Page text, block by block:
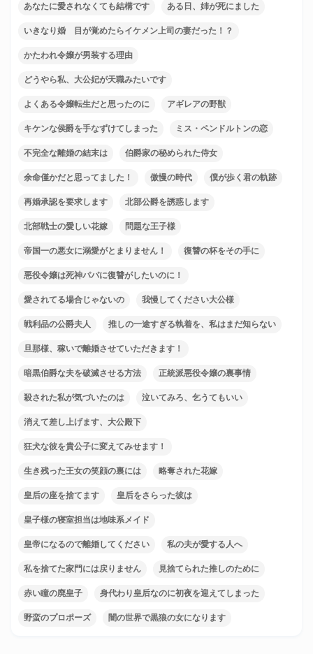
あなたに愛されなくても結構です ある日、姉が死にました
いきなり婚 目が覚めたらイケメン上司の妻だった！？
かたわれ令嬢が男装する理由
どうやら私、大公妃が天職みたいです
よくある令嬢転生だと思ったのに アギレアの野獣
キケンな侯爵を手なずけてしまった ミス・ペンドルトンの恋
不完全な離婚の結末は 伯爵家の秘められた侍女
余命僅かだと思ってました！ 傲慢の時代 僕が歩く君の軌跡
再婚承認を要求します 北部公爵を誘惑します
北部戦士の愛しい花嫁 問題な王子様
帝国一の悪女に溺愛がとまりません！ 復讐の杯をその手に
悪役令嬢は死神パパに復讐がしたいのに！
愛されてる場合じゃないの 我慢してください大公様
戦利品の公爵夫人 推しの一途すぎる執着を、私はまだ知らない
旦那様、稼いで離婚させていただきます！
暗黒伯爵な夫を破滅させる方法 正統派悪役令嬢の裏事情
殺された私が気づいたのは 泣いてみろ、乞うてもいい
消えて差し上げます、大公殿下
狂犬な彼を貴公子に変えてみせます！
生き残った王女の笑顔の裏には 略奪された花嫁
皇后の座を捨てます 皇后をさらった彼は
皇子様の寝室担当は地味系メイド
皇帝になるので離婚してください 私の夫が愛する人へ
私を捨てた家門には戻りません 見捨てられた推しのために
赤い瞳の廃皇子 身代わり皇后なのに初夜を迎えてしまった
野蛮のプロポーズ 闇の世界で黒狼の女になります